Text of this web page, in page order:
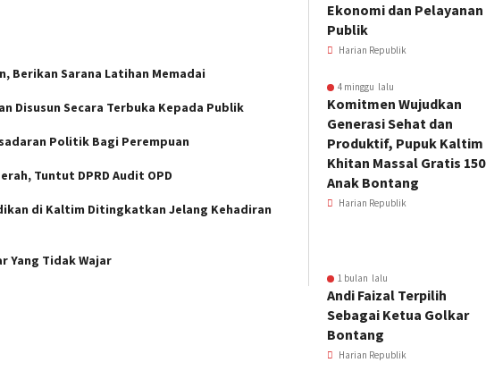
Berikan Sarana Latihan Memadai
Disusun Secara Terbuka Kepada Publik
Politik Bagi Perempuan
Tuntut DPRD Audit OPD
di Kaltim Ditingkatkan Jelang Kehadiran
Yang Tidak Wajar
Ekonomi dan Pelayanan
Publik
Harian Republik
4 minggu lalu
Komitmen Wujudkan
Generasi Sehat dan
Produktif, Pupuk Kaltim
Khitan Massal Gratis 150
Anak Bontang
Harian Republik
1 bulan lalu
Andi Faizal Terpilih
Sebagai Ketua Golkar
Bontang
Harian Republik